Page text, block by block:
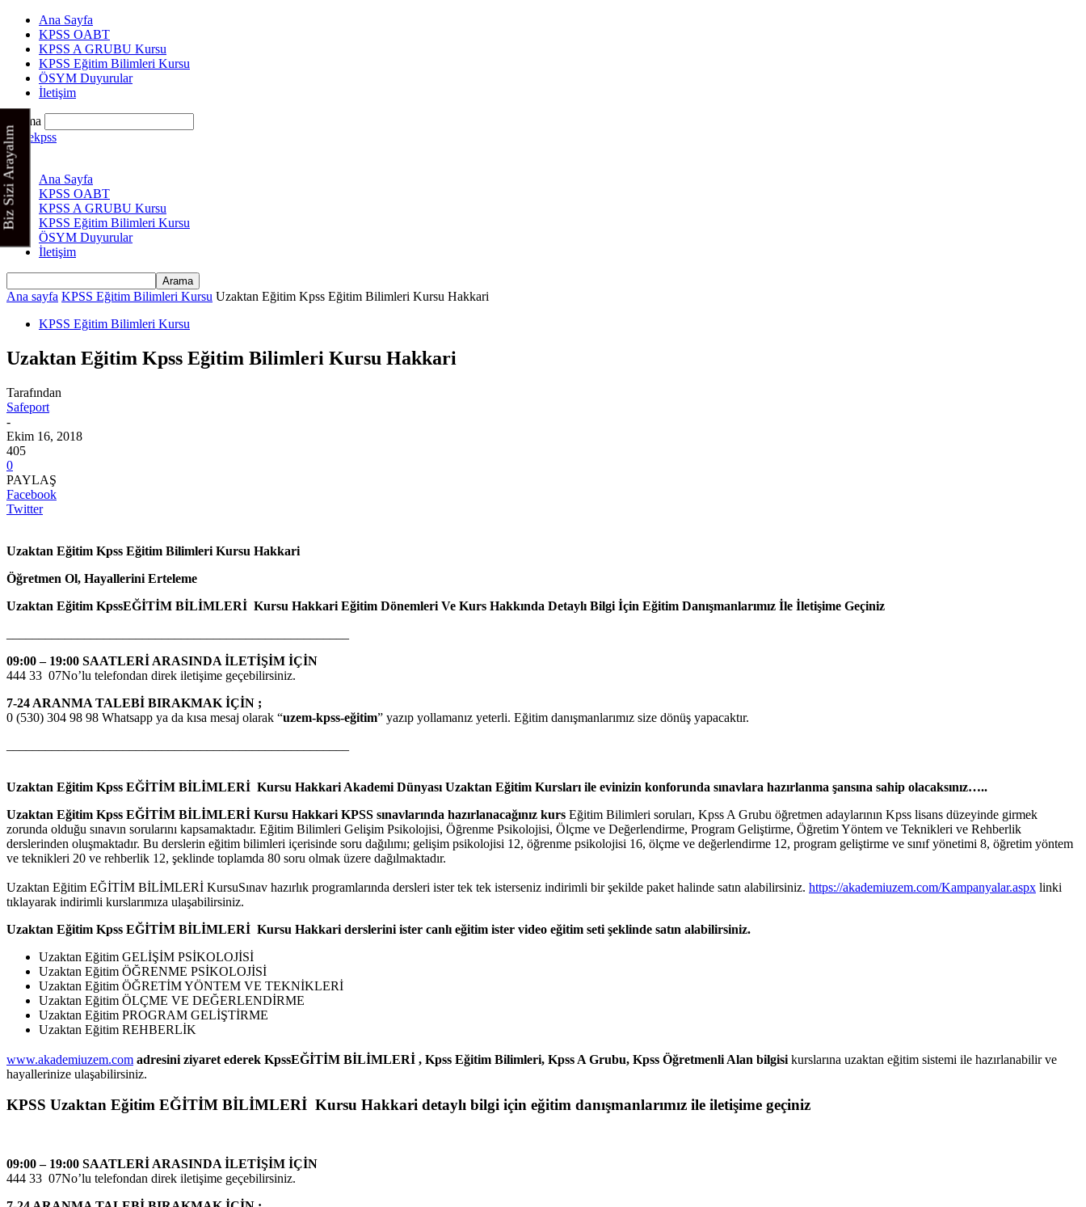
Ana Sayfa
KPSS OABT
KPSS A GRUBU Kursu
KPSS Eğitim Bilimleri Kursu
ÖSYM Duyurular
İletişim
Arama
Cinekpss
Ana Sayfa
KPSS OABT
KPSS A GRUBU Kursu
KPSS Eğitim Bilimleri Kursu
ÖSYM Duyurular
İletişim
Ana sayfa KPSS Eğitim Bilimleri Kursu Uzaktan Eğitim Kpss Eğitim Bilimleri Kursu Hakkari
KPSS Eğitim Bilimleri Kursu
Uzaktan Eğitim Kpss Eğitim Bilimleri Kursu Hakkari
Tarafından
Safeport
-
Ekim 16, 2018
405
0
PAYLAŞ
Facebook
Twitter
Uzaktan Eğitim Kpss Eğitim Bilimleri Kursu Hakkari
Öğretmen Ol, Hayallerini Erteleme
Uzaktan Eğitim KpssEĞİTİM BİLİMLERİ Kursu Hakkari Eğitim Dönemleri Ve Kurs Hakkında Detaylı Bilgi İçin Eğitim Danışmanlarımız İle İletişime Geçiniz
09:00 – 19:00 SAATLERİ ARASINDA İLETİŞİM İÇİN
444 33 07No’lu telefondan direk iletişime geçebilirsiniz.
7-24 ARANMA TALEBİ BIRAKMAK İÇİN ;
0 (530) 304 98 98 Whatsapp ya da kısa mesaj olarak “uzem-kpss-eğitim” yazıp yollamanız yeterli. Eğitim danışmanlarımız size dönüş yapacaktır.
Uzaktan Eğitim Kpss EĞİTİM BİLİMLERİ Kursu Hakkari Akademi Dünyası Uzaktan Eğitim Kursları ile evinizin konforunda sınavlara hazırlanma şansına sahip olacaksınız…..
Uzaktan Eğitim Kpss EĞİTİM BİLİMLERİ Kursu Hakkari KPSS sınavlarında hazırlanacağınız kurs Eğitim Bilimleri soruları, Kpss A Grubu öğretmen adaylarının Kpss lisans düzeyinde girmek
zorunda olduğu sınavın sorularını kapsamaktadır. Eğitim Bilimleri Gelişim Psikolojisi, Öğrenme Psikolojisi, Ölçme ve Değerlendirme, Program Geliştirme, Öğretim Yöntem ve Teknikleri ve Rehberlik
derslerinden oluşmaktadır. Bu derslerin eğitim bilimleri içerisinde soru dağılımı; gelişim psikolojisi 12, öğrenme psikolojisi 16, ölçme ve değerlendirme 12, program geliştirme ve sınıf yönetimi 8, öğretim yöntem
ve teknikleri 20 ve rehberlik 12, şeklinde toplamda 80 soru olmak üzere dağılmaktadır.
Uzaktan Eğitim EĞİTİM BİLİMLERİ KursuSınav hazırlık programlarında dersleri ister tek tek isterseniz indirimli bir şekilde paket halinde satın alabilirsiniz. https://akademiuzem.com/Kampanyalar.aspx linki
tıklayarak indirimli kurslarımıza ulaşabilirsiniz.
Uzaktan Eğitim Kpss EĞİTİM BİLİMLERİ Kursu Hakkari derslerini ister canlı eğitim ister video eğitim seti şeklinde satın alabilirsiniz.
Uzaktan Eğitim GELİŞİM PSİKOLOJİSİ
Uzaktan Eğitim ÖĞRENME PSİKOLOJİSİ
Uzaktan Eğitim ÖĞRETİM YÖNTEM VE TEKNİKLERİ
Uzaktan Eğitim ÖLÇME VE DEĞERLENDİRME
Uzaktan Eğitim PROGRAM GELİŞTİRME
Uzaktan Eğitim REHBERLİK
www.akademiuzem.com adresini ziyaret ederek KpssEĞİTİM BİLİMLERİ , Kpss Eğitim Bilimleri, Kpss A Grubu, Kpss Öğretmenli Alan bilgisi kurslarına uzaktan eğitim sistemi ile hazırlanabilir ve
hayallerinize ulaşabilirsiniz.
KPSS Uzaktan Eğitim EĞİTİM BİLİMLERİ Kursu Hakkari detaylı bilgi için eğitim danışmanlarımız ile iletişime geçiniz
09:00 – 19:00 SAATLERİ ARASINDA İLETİŞİM İÇİN
444 33 07No’lu telefondan direk iletişime geçebilirsiniz.
Biz Sizi Arayalım